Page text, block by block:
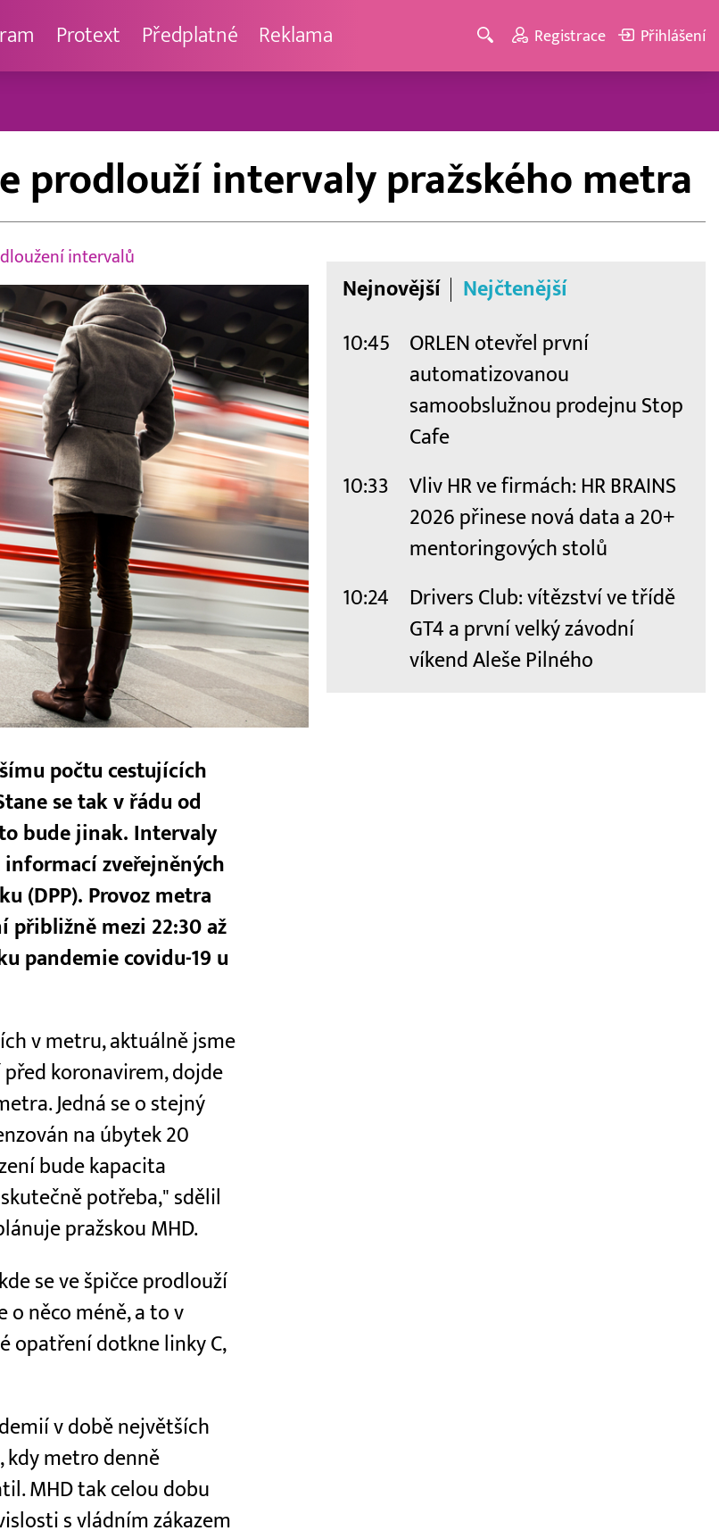
Protext Předplatné Reklama Registrace Přihlášení
prodlouží intervaly pražského metra
intervalů
počtu cestujících
se tak v řádu od
bude jinak. Intervaly
zveřejněných
(DPP). Provoz metra
přibližně mezi 22:30 až
pandemie covidu-19 u
v metru, aktuálně jsme
koronavirem, dojde
Jedná se o stejný
na úbytek 20
bude kapacita
potřeba," sdělil
pražskou MHD.
se ve špičce prodlouží
o něco méně, a to v
opatření dotkne linky C,
v době největších
kdy metro denně
MHD tak celou dobu
s vládním zákazem
Nejnovější Nejčtenější
10:45
ORLEN otevřel první
automatizovanou
samoobslužnou prodejnu Stop
Cafe
10:33
Vliv HR ve firmách: HR BRAINS
2026 přinese nová data a 20+
mentoringových stolů
10:24
Drivers Club: vítězství ve třídě
GT4 a první velký závodní
víkend Aleše Pilného